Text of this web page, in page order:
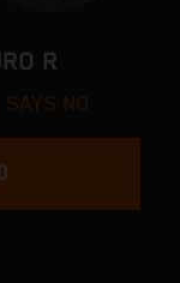
R
SAYS NO